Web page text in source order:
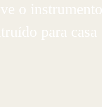
o instrumento
para casa